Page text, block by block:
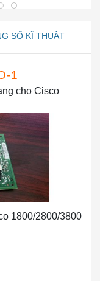
SỐ KĨ THUẬT
1
cho Cisco
1800/2800/3800